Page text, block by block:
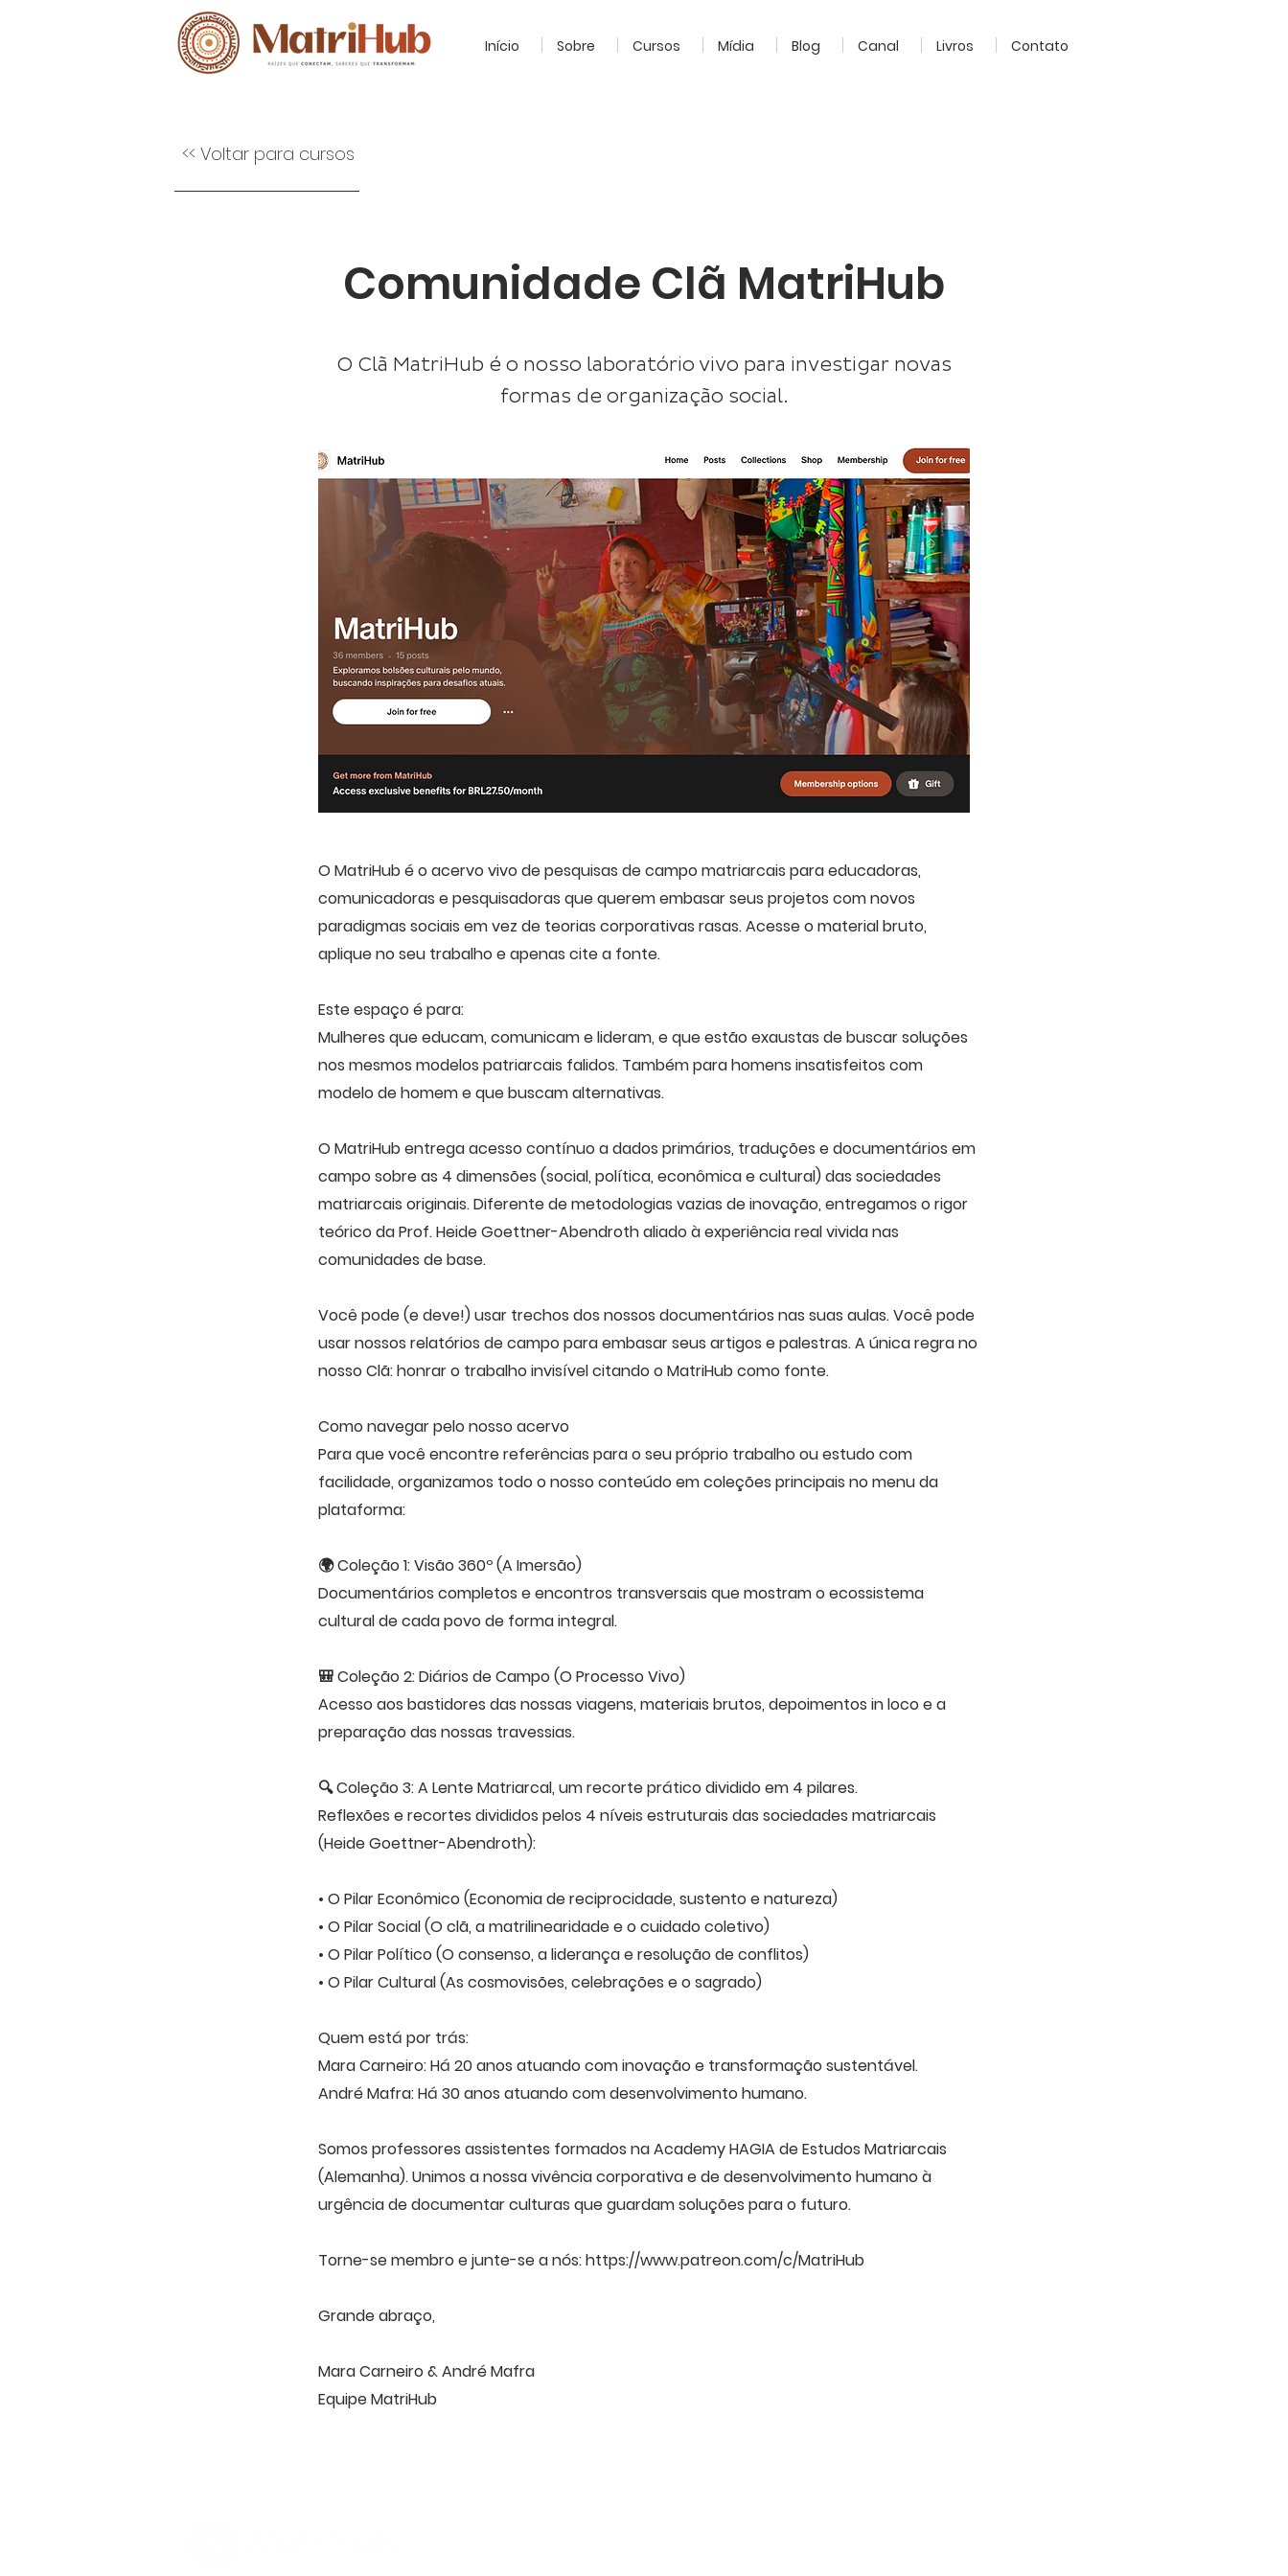
Início Sobre Cursos Mídia Blog Canal Livros Contato
<< Voltar para cursos
Comunidade Clã MatriHub
O Clã MatriHub é o nosso laboratório vivo para investigar novas
formas de organização social.
O MatriHub é o acervo vivo de pesquisas de campo matriarcais para educadoras,
comunicadoras e pesquisadoras que querem embasar seus projetos com novos
paradigmas sociais em vez de teorias corporativas rasas. Acesse o material bruto,
aplique no seu trabalho e apenas cite a fonte.
Este espaço é para:
Mulheres que educam, comunicam e lideram, e que estão exaustas de buscar soluções
nos mesmos modelos patriarcais falidos. Também para homens insatisfeitos com
modelo de homem e que buscam alternativas.
O MatriHub entrega acesso contínuo a dados primários, traduções e documentários em
campo sobre as 4 dimensões (social, política, econômica e cultural) das sociedades
matriarcais originais. Diferente de metodologias vazias de inovação, entregamos o rigor
teórico da Prof. Heide Goettner-Abendroth aliado à experiência real vivida nas
comunidades de base.
Você pode (e deve!) usar trechos dos nossos documentários nas suas aulas. Você pode
usar nossos relatórios de campo para embasar seus artigos e palestras. A única regra no
nosso Clã: honrar o trabalho invisível citando o MatriHub como fonte.
Como navegar pelo nosso acervo
Para que você encontre referências para o seu próprio trabalho ou estudo com
facilidade, organizamos todo o nosso conteúdo em coleções principais no menu da
plataforma:
🌍 Coleção 1: Visão 360º (A Imersão)
Documentários completos e encontros transversais que mostram o ecossistema
cultural de cada povo de forma integral.
🎒 Coleção 2: Diários de Campo (O Processo Vivo)
Acesso aos bastidores das nossas viagens, materiais brutos, depoimentos in loco e a
preparação das nossas travessias.
🔍 Coleção 3: A Lente Matriarcal, um recorte prático dividido em 4 pilares.
Reflexões e recortes divididos pelos 4 níveis estruturais das sociedades matriarcais
(Heide Goettner-Abendroth):
• O Pilar Econômico (Economia de reciprocidade, sustento e natureza)
• O Pilar Social (O clã, a matrilinearidade e o cuidado coletivo)
• O Pilar Político (O consenso, a liderança e resolução de conflitos)
• O Pilar Cultural (As cosmovisões, celebrações e o sagrado)
Quem está por trás:
Mara Carneiro: Há 20 anos atuando com inovação e transformação sustentável.
André Mafra: Há 30 anos atuando com desenvolvimento humano.
Somos professores assistentes formados na Academy HAGIA de Estudos Matriarcais
(Alemanha). Unimos a nossa vivência corporativa e de desenvolvimento humano à
urgência de documentar culturas que guardam soluções para o futuro.
Torne-se membro e junte-se a nós:https://www.patreon.com/c/MatriHub
Grande abraço,
Mara Carneiro & André Mafra
Equipe MatriHub